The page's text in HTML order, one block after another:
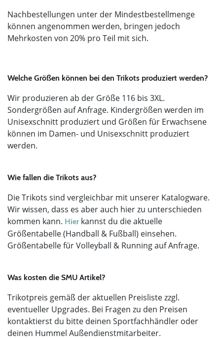
Nachbestellungen unter der Mindestbestellmenge
können angenommen werden, bringen jedoch
Mehrkosten von 20% pro Teil mit sich.
Welche Größen können bei den Trikots produziert werden?
Wir produzieren ab der Größe 116 bis 3XL.
Sondergrößen auf Anfrage. Kindergrößen werden im
Unisexschnitt produziert und Größen für Erwachsene
können im Damen- und Unisexschnitt produziert
werden.
Wie fallen die Trikots aus?
Die Trikots sind vergleichbar mit unserer Katalogware.
Wir wissen, dass es aber auch hier zu unterschieden
kommen kann. Hier kannst du die aktuelle
Größentabelle (Handball & Fußball) einsehen.
Größentabelle für Volleyball & Running auf Anfrage.
Was kosten die SMU Artikel?
Trikotpreis gemäß der aktuellen Preisliste zzgl.
eventueller Upgrades. Bei Fragen zu den Preisen
kontaktierst du bitte deinen Sportfachhändler oder
deinen Hummel Außendienstmitarbeiter.